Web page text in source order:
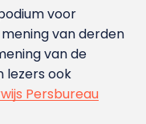
voor
van derden
van de
lezers ook
Persbureau